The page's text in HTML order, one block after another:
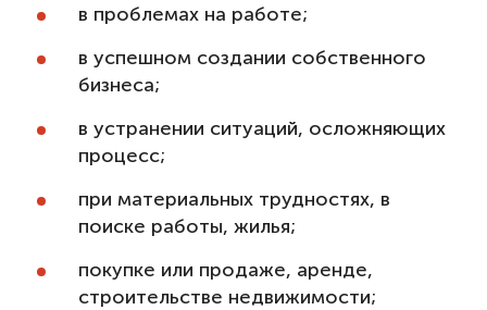
в проблемах на работе;
в успешном создании собственного
бизнеса;
в устранении ситуаций, осложняющих
процесс;
при материальных трудностях, в
поиске работы, жилья;
покупке или продаже, аренде,
строительстве недвижимости;